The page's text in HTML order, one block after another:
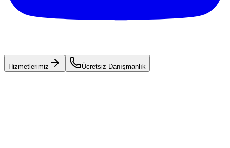
Hizmetlerimiz Ücretsiz Danışmanlık